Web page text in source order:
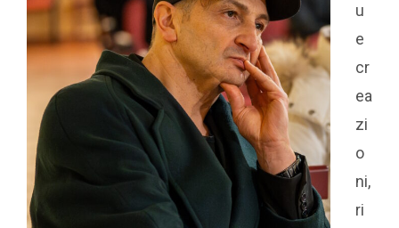
u
e
cr
ea
zi
o
ni,
ri